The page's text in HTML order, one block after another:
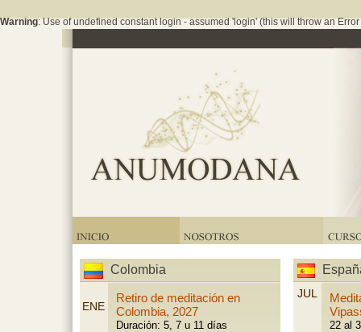
Warning: Use of undefined constant login - assumed 'login' (this will throw an
Colombia
ENE
Retiro de meditación en
Colombia, 2027
Duración: 5, 7 u 11 días
JUL
22 al